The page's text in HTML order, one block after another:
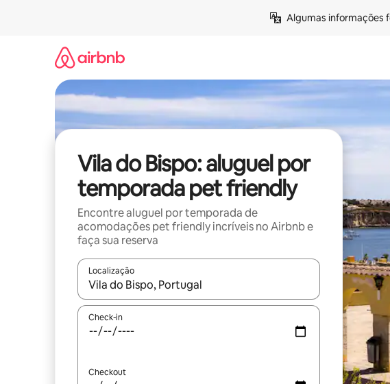
Algumas informações
Vila do Bispo: aluguel por
temporada pet friendly
Encontre aluguel por temporada de
acomodações pet friendly incríveis no Airbnb e
faça sua reserva
Localização
Quando os resultados estiverem disponíveis, explore-os usando as
Check-in
Checkout